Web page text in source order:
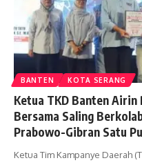
BANTEN KOTA SERANG
Ketua TKD Banten Airin
Bersama Saling
Prabowo-Gibran Satu
Ketua Tim Kampanye Daerah